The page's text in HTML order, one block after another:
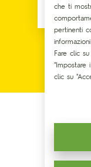
che ti
pertinenti
Fare clic
"Impostare
clic su